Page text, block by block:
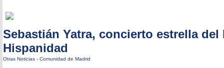
Sebastián Yatra, concierto estrella del
Hispanidad
Otras Noticias - Comunidad de Madrid